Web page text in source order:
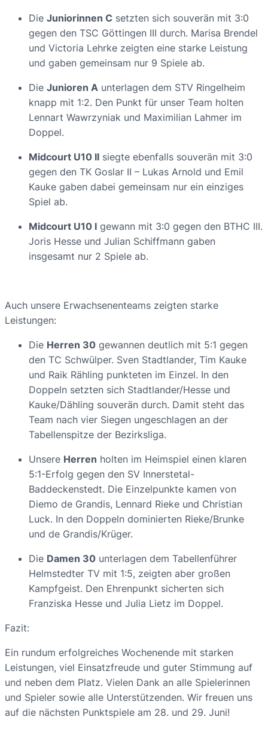
Die Juniorinnen C setzten sich souverän mit 3:0
gegen den TSC Göttingen III durch. Marisa Brendel
und Victoria Lehrke zeigten eine starke Leistung
und gaben gemeinsam nur 9 Spiele ab.
Die Junioren A unterlagen dem STV Ringelheim
knapp mit 1:2. Den Punkt für unser Team holten
Lennart Wawrzyniak und Maximilian Lahmer im
Doppel.
Midcourt U10 II siegte ebenfalls souverän mit 3:0
gegen den TK Goslar II – Lukas Arnold und Emil
Kauke gaben dabei gemeinsam nur ein einziges
Spiel ab.
Midcourt U10 I gewann mit 3:0 gegen den BTHC III.
Joris Hesse und Julian Schiffmann gaben
insgesamt nur 2 Spiele ab.
Auch unsere Erwachsenenteams zeigten starke
Leistungen:
Die Herren 30 gewannen deutlich mit 5:1 gegen
den TC Schwülper. Sven Stadtlander, Tim Kauke
und Raik Rähling punkteten im Einzel. In den
Doppeln setzten sich Stadtlander/Hesse und
Kauke/Dähling souverän durch. Damit steht das
Team nach vier Siegen ungeschlagen an der
Tabellenspitze der Bezirksliga.
Unsere Herren holten im Heimspiel einen klaren
5:1-Erfolg gegen den SV Innerstetal-
Baddeckenstedt. Die Einzelpunkte kamen von
Diemo de Grandis, Lennard Rieke und Christian
Luck. In den Doppeln dominierten Rieke/Brunke
und de Grandis/Krüger.
Die Damen 30 unterlagen dem Tabellenführer
Helmstedter TV mit 1:5, zeigten aber großen
Kampfgeist. Den Ehrenpunkt sicherten sich
Franziska Hesse und Julia Lietz im Doppel.
Fazit:
Ein rundum erfolgreiches Wochenende mit starken
Leistungen, viel Einsatzfreude und guter Stimmung auf
und neben dem Platz. Vielen Dank an alle Spielerinnen
und Spieler sowie alle Unterstützenden. Wir freuen uns
auf die nächsten Punktspiele am 28. und 29. Juni!